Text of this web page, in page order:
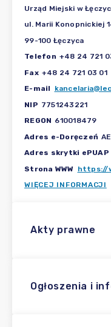
Urząd Miejski w
ul. Marii Konopnickiej
99-100 Łęczyca
Telefon +48 24 721
Fax +48 24 721 03 01
E-mail
NIP 7751243221
REGON 610018479
Adres e-Doręczeń
Adres skrytki ePUAP
Strona WWW https://
WIĘCEJ INFORMACJI
Akty prawne
Ogłoszenia i